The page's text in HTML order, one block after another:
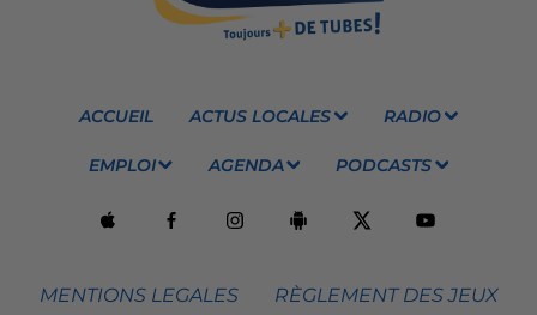
ACCUEIL ACTUS LOCALES RADIO
EMPLOI AGENDA PODCASTS
MENTIONS LEGALES RÈGLEMENT DES JEUX